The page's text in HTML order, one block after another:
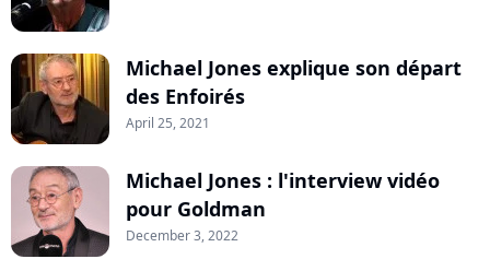
Michael Jones explique son départ
des Enfoirés
April 25, 2021
Michael Jones : l'interview vidéo
pour Goldman
December 3, 2022